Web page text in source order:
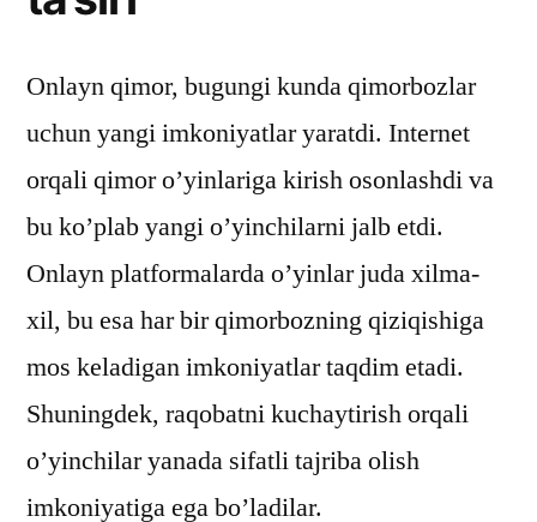
Onlayn qimor, bugungi kunda qimorbozlar
uchun yangi imkoniyatlar yaratdi. Internet
orqali qimor o’yinlariga kirish osonlashdi va
bu ko’plab yangi o’yinchilarni jalb etdi.
Onlayn platformalarda o’yinlar juda xilma-
xil, bu esa har bir qimorbozning qiziqishiga
mos keladigan imkoniyatlar taqdim etadi.
Shuningdek, raqobatni kuchaytirish orqali
o’yinchilar yanada sifatli tajriba olish
imkoniyatiga ega bo’ladilar.